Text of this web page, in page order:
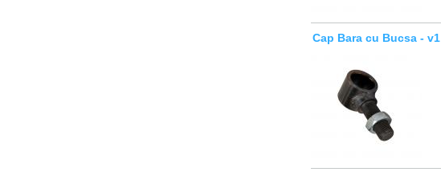
Cap Bara cu Bucsa - v1